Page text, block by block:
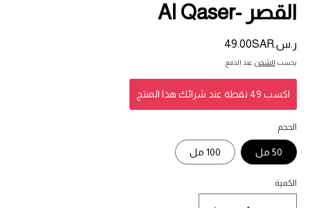
القصر -Al Qaser
السعر
المبدئي
ر.س.‏49.00SAR
يحسب الشحن عند الدفع.
اكسب 49 نقطة عند شرائك هذا المنتج
الحجم
50 مل 100 مل
الكمية